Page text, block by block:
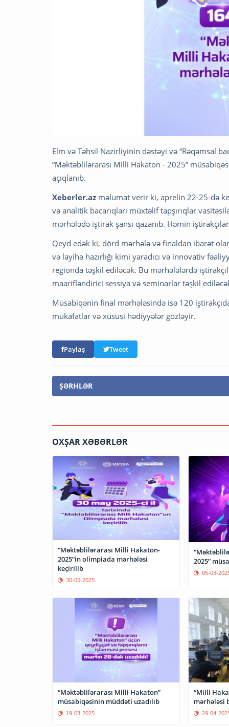
Elm və Təhsil Nazirliyinin dəstəyi və “Rəqəmsal
“Məktəblilərarası Milli Hakaton - 2025”
açıqlanıb.
Xeberler.az məlumat verir ki, aprelin 22-25-də
və analitik bacarıqları müxtəlif tapşırıqlar
mərhələdə iştirak şansı qazanıb. Həmin
Qeyd edək ki, dörd mərhələ və finaldan ibarət
və layihə hazırlığı kimi yaradıcı və innovativ
regionda təşkil ediləcək. Bu mərhələlərdə
maarifləndirici sessiya və seminarlar təşkil
Müsabiqənin final mərhələsində isə 120
mükafatlar və xüsusi hədiyyələr gözləyir.
Paylaş Tweet
ŞƏRHLƏR
OXŞAR XƏBƏRLƏR
“Məktəblilərarası Milli Hakaton-
2025”in olimpiada mərhələsi
keçirilib
30-05-2025
2025”
05-03-
“Məktəblilərarası Milli Hakaton”
müsabiqəsinin müddəti uzadılıb
19-03-2025
“Milli
mərhələsi
29-04-